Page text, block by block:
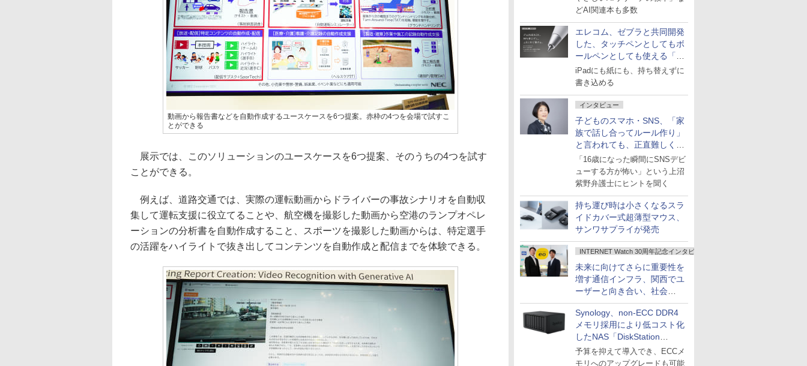
どAI関連本も多数
エレコム、ゼブラと共同開発
した、タッチペンとしてもボ
ールペンとしても使える「ス
タイラスツーウェイ」発売
iPadにも紙にも、持ち替えずに
書き込める
インタビュー
子どものスマホ・SNS、「家
族で話し合ってルール作り」
と言われても、正直難しくな
いですか？
「16歳になった瞬間にSNSデビ
ューする方が怖い」という上沼
紫野弁護士にヒントを聞く
持ち運び時は小さくなるスラ
イドカバー式超薄型マウス、
サンワサプライが発売
INTERNET Watch 30周年記念インタビュー
未来に向けてさらに重要性を
増す通信インフラ、関西でユ
ーザーと向き合い、社会
の“あたらしい”を起動し続け
る～オプテージ
Synology、non-ECC DDR4
メモリ採用により低コスト化
したNAS「DiskStation
neo+」シリーズ
予算を抑えて導入でき、ECCメ
モリへのアップグレードも可能
動画から報告書などを自動作成するユースケースを6つ提案。赤枠の4つを会場で試すこ
とができる
展示では、このソリューションのユースケースを6つ提案、そのうちの4つを試す
ことができる。
例えば、道路交通では、実際の運転動画からドライバーの事故シナリオを自動収
集して運転支援に役立てることや、航空機を撮影した動画から空港のランプオペレ
ーションの分析書を自動作成すること、スポーツを撮影した動画からは、特定選手
の活躍をハイライトで抜き出してコンテンツを自動作成と配信までを体験できる。